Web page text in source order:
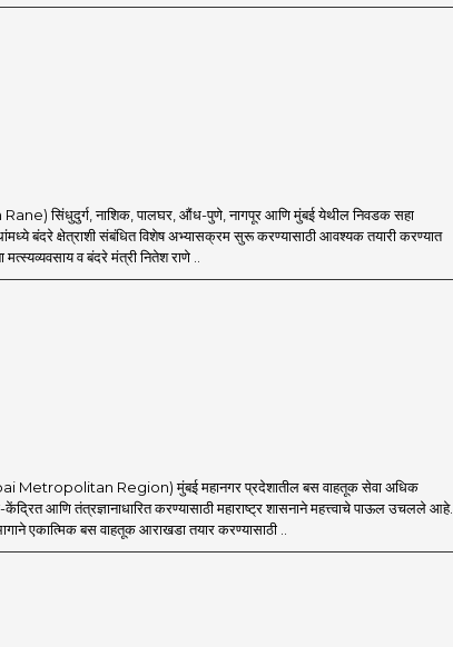
सिंधुदुर्ग, नाशिक, पालघर, औंध-पुणे, नागपूर आणि मुंबई येथील निवडक सहा
बंदरे क्षेत्राशी संबंधित विशेष अभ्यासक्रम सुरू करण्यासाठी आवश्यक तयारी करण्यात
मत्स्यव्यवसाय व बंदरे मंत्री नितेश राणे ..
Metropolitan Region) मुंबई महानगर प्रदेशातील बस वाहतूक सेवा अधिक
आणि तंत्रज्ञानाधारित करण्यासाठी महाराष्ट्र शासनाने महत्त्वाचे पाऊल उचलले आहे.
एकात्मिक बस वाहतूक आराखडा तयार करण्यासाठी ..